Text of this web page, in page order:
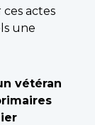
ces actes
une
vétéran